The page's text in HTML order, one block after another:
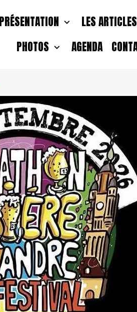
PRÉSENTATION
LES
PHOTOS
AGENDA